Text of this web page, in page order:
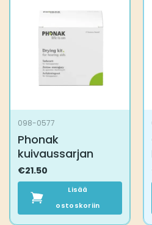
098-0577
Phonak
kuivaussarjan
€21.50
Lisää
ostoskoriin